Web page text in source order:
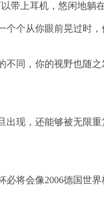
带上耳机，悠闲地躺
个个从你眼前晃过时
不同，你的视野也随
出现，还能够被无限
必将会像2006德国世